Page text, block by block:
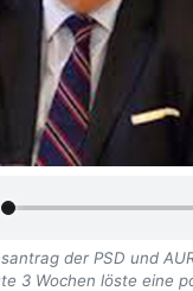
der PSD und
3 Wochen löste eine